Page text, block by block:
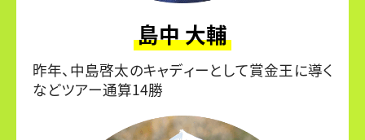
島中 大輔
昨年、中島啓太のキャディーとして賞金王に導く
などツアー通算14勝